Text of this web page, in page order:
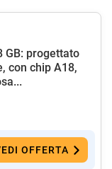
GB: progettato
con chip A18,
OFFERTA